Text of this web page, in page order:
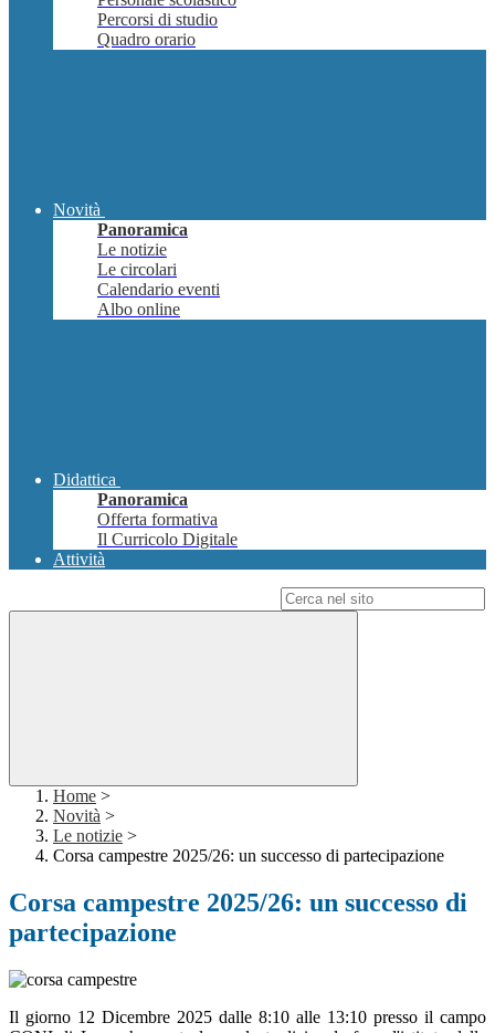
Percorsi di studio
Quadro orario
Novità
Panoramica
Le notizie
Le circolari
Calendario eventi
Albo online
Didattica
Panoramica
Offerta formativa
Il Curricolo Digitale
Attività
Home >
Novità >
Le notizie >
Corsa campestre 2025/26: un successo di partecipazione
Corsa campestre 2025/26: un successo di
partecipazione
Il giorno 12 Dicembre 2025 dalle 8:10 alle 13:10 presso il campo